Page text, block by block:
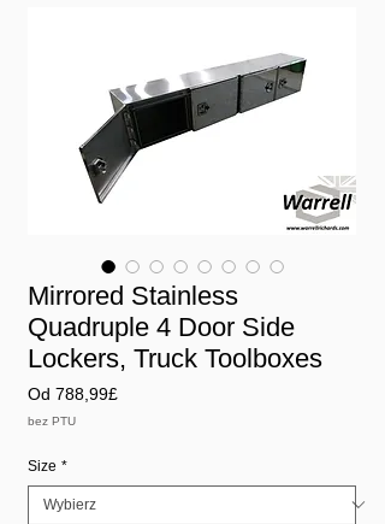
Mirrored Stainless
Quadruple 4 Door Side
Lockers, Truck Toolboxes
Od 788,99£
bez PTU
Size *